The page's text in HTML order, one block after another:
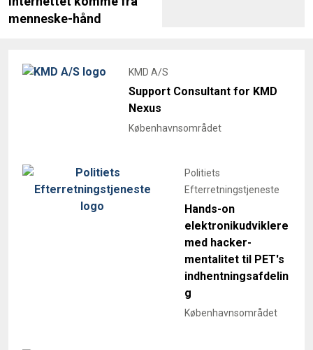
menneske-hånd
KMD A/S
Support Consultant for KMD
Nexus
Københavnsområdet
Politiets
Efterretningstjeneste
Hands-on
elektronikudviklere
med hacker-
mentalitet til PET's
indhentningsafdelin
g
Københavnsområdet